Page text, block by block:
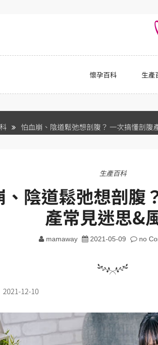
懷孕百科 生產
怕血崩、陰道鬆弛想剖腹？ 一次搞懂剖腹
生產百科
、陰道鬆弛想剖腹
產常見迷思&
mamaway 2021-05-09 no
2021-12-10